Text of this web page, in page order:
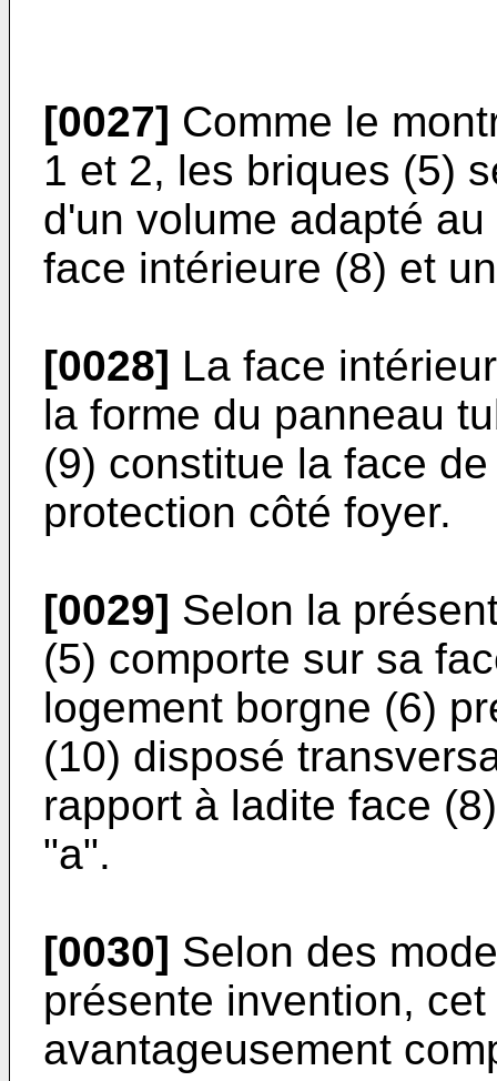
[0027] Comme le
1 et 2, les briques (5)
d'un volume adapté
face intérieure (8) et
[0028] La face
la forme du panneau
(9) constitue la face
protection côté foyer.
[0029] Selon la
(5) comporte sur sa
logement borgne (6)
(10) disposé
rapport à ladite face
"a".
[0030] Selon des
présente invention,
avantageusement